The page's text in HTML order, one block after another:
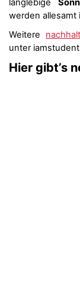
langlebige
werden allesamt
Weitere
unter
Hier gibt’s